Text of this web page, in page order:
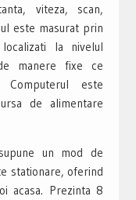
viteza, scan,
este masurat prin
la nivelul
manere fixe ce
este
de alimentare
un mod de
stationare, oferind
acasa. Prezinta 8